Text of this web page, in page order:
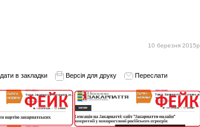
10 березня 2015р.
в закладки Версія для друку Переслати